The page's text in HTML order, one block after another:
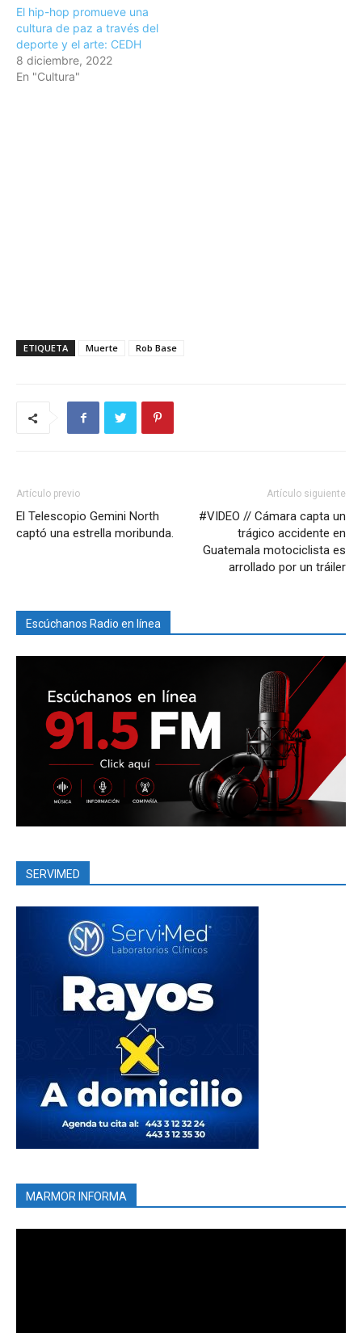
El hip-hop promueve una
cultura de paz a través del
deporte y el arte: CEDH
8 diciembre, 2022
En "Cultura"
ETIQUETA Muerte Rob Base
Artículo previo
El Telescopio Gemini North
captó una estrella moribunda.
Artículo siguiente
#VIDEO // Cámara capta un
trágico accidente en
Guatemala motociclista es
arrollado por un tráiler
Escúchanos Radio en línea
SERVIMED
MARMOR INFORMA